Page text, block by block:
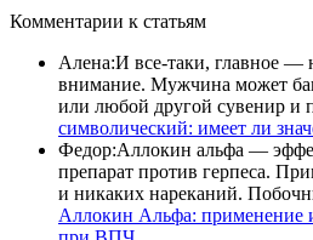
Комментарии к статьям
Алена:И все-таки, главное —
внимание. Мужчина может
или любой другой сувенир и
символический: имеет ли
Федор:Аллокин альфа —
препарат против герпеса.
и никаких нареканий.
Аллокин Альфа: применение